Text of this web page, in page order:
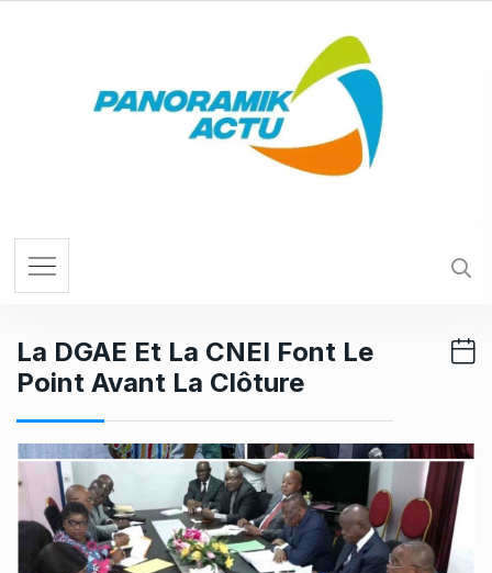
La DGAE Et La CNEI Font Le
Point Avant La Clôture